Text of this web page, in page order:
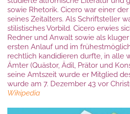
sowie Rhetorik. Cicero war einer
seines Zeitalters. Als Schriftsteller
stilistisches Vorbild. Cicero erwies
Redner und Anwalt sowie als
ersten Anlauf und im
rechtlich kandidieren durfte, in alle
Ämter (Quästor, Ädil, Prätor und
seine Amtszeit wurde er Mitglied
wurde am 7. Dezember 43 vor
Wikipedia